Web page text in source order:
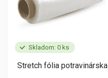
Skladom: 0 ks
Stretch fólia